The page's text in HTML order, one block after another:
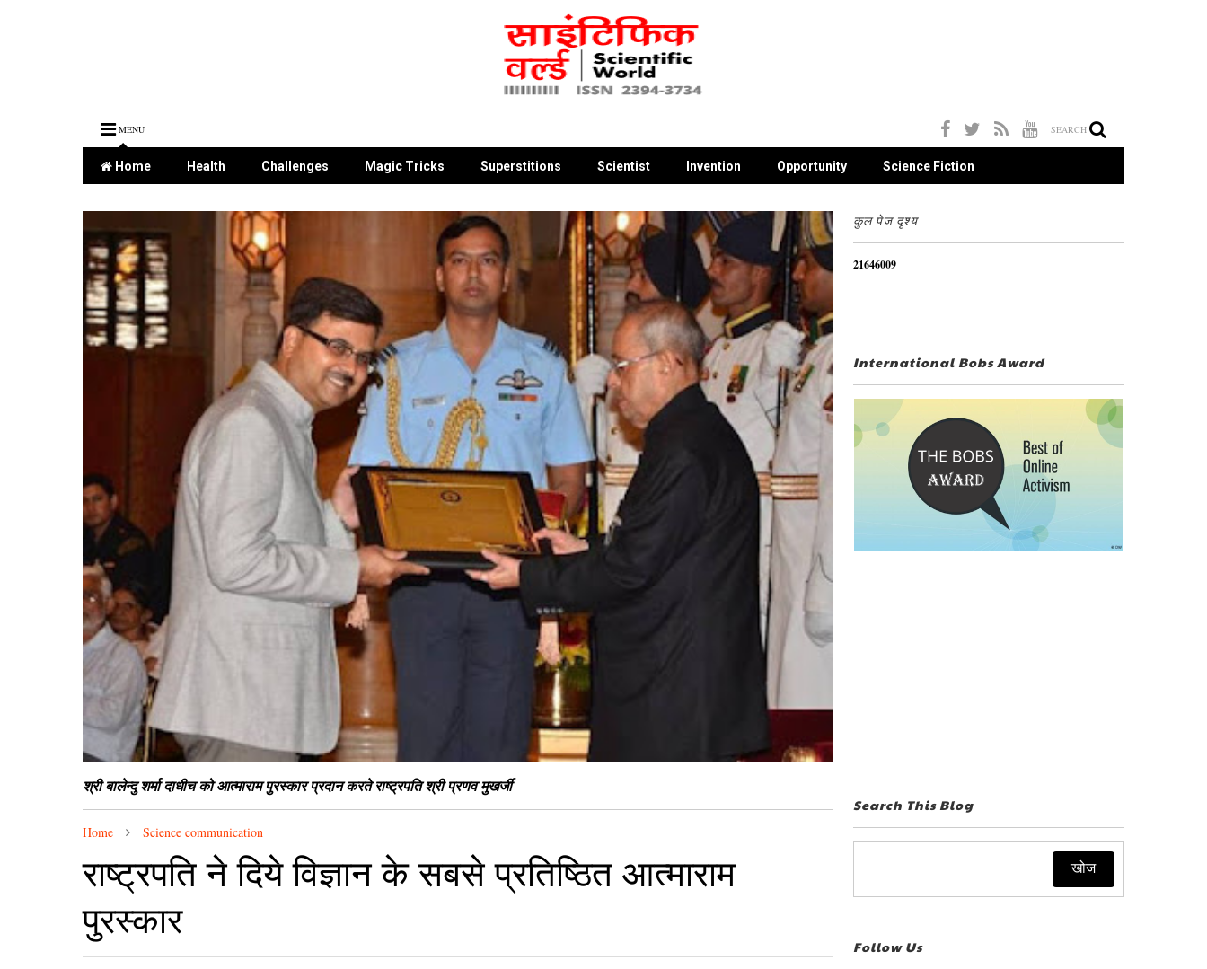
MENU SEARCH
Home Health Challenges Magic Tricks Superstitions Scientist Invention Opportunity Science Fiction
श्रीबालेन्दु शर्मा दाधीच को आत्माराम पुरस्कार प्रदान करते राष्ट्रपति श्री प्रणव मुखर्जी
Home Science communication
राष्ट्रपति ने दिये विज्ञान के सबसे प्रतिष्ठित आत्माराम
पुरस्कार
कुल पेज दृश्य
21646009
International Bobs Award
Search This Blog
Follow Us